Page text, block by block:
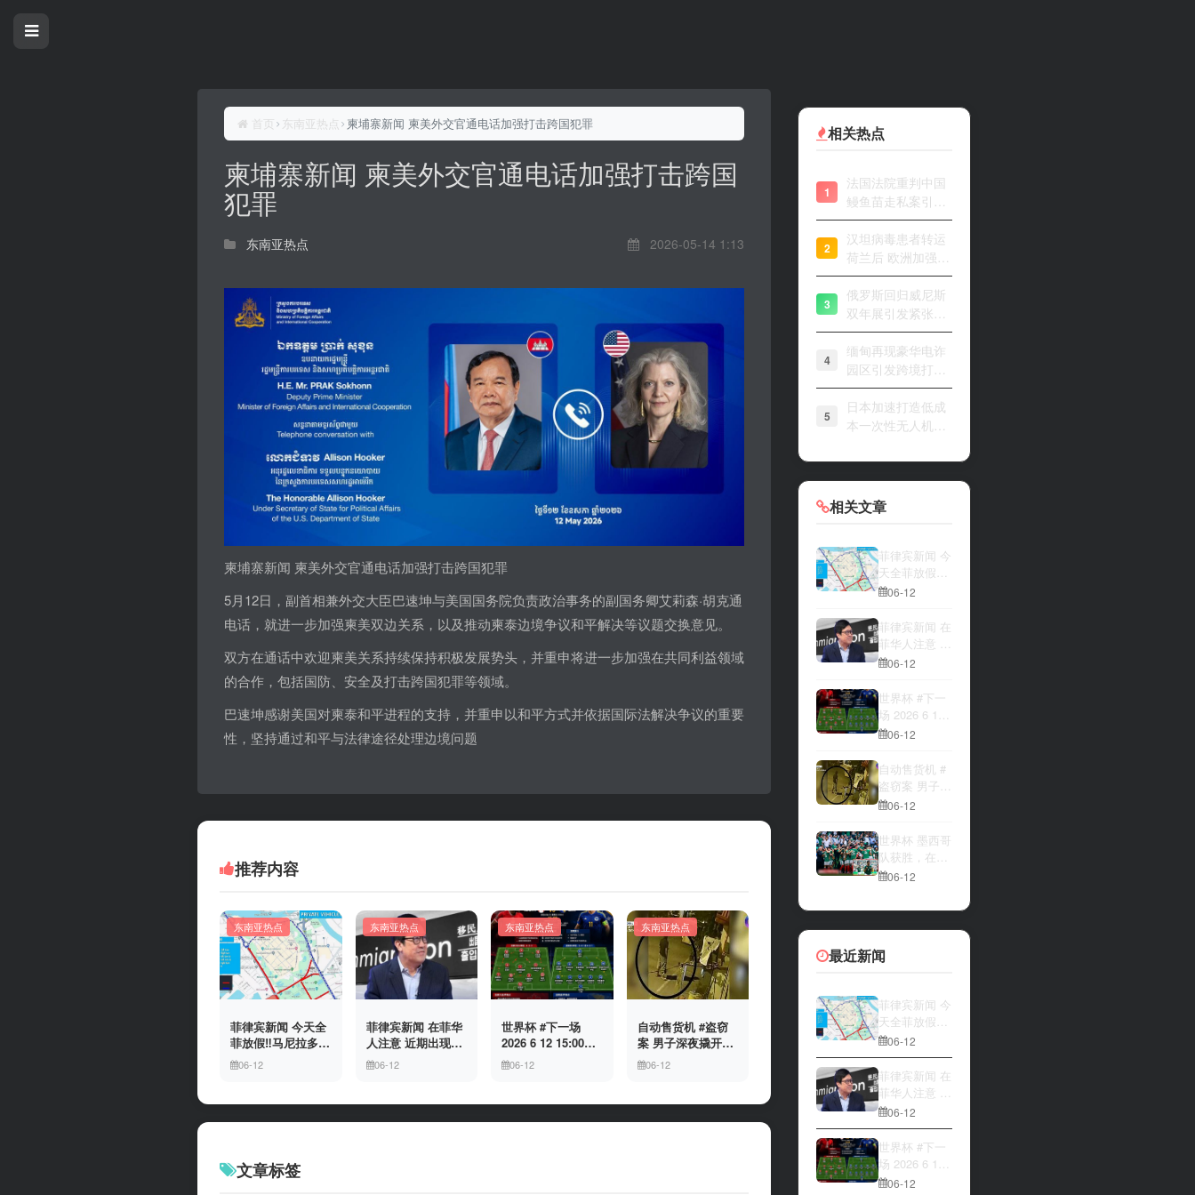
首页 东南亚热点 柬埔寨新闻 柬美外交官通电话加强打击跨国犯罪
柬埔寨新闻 柬美外交官通电话加强打击跨国
犯罪
东南亚热点 2026-05-14 1:13
柬埔寨新闻 柬美外交官通电话加强打击跨国犯罪
5月12日，副首相兼外交大臣巴速坤与美国国务院负责政治事务的副国务卿艾莉森·胡克通
电话，就进一步加强柬美双边关系，以及推动柬泰边境争议和平解决等议题交换意见。
双方在通话中欢迎柬美关系持续保持积极发展势头，并重申将进一步加强在共同利益领域
的合作，包括国防、安全及打击跨国犯罪等领域。
巴速坤感谢美国对柬泰和平进程的支持，并重申以和平方式并依据国际法解决争议的重要
性，坚持通过和平与法律途径处理边境问题
推荐内容
东南亚热点
菲律宾新闻 今天全
菲放假‼️马尼拉多地
封路06-12
东南亚热点
菲律宾新闻 在菲华
人注意 近期出现假
冒移民局执法人员
上门敲诈案件，已
06-12
东南亚热点
世界杯 #下一场
2026 6 12 15:00整
加拿大与波黑的较
量 究竟胜利的天平
加拿大借助主场优
势笑到最后，还是
06-12
东南亚热点
自动售货机 #盗窃
案 男子深夜撬开自
动售货机，2000比
索硬币被一扫而空
06-12
文章标签
相关热点
1
法国法院重判中国
鳗鱼苗走私案引关
注
2
汉坦病毒患者转运
荷兰后 欧洲加强风
险评估
3
俄罗斯回归威尼斯
双年展引发紧张开
幕
4
缅甸再现豪华电诈
园区引发跨境打击
关注
5
日本加速打造低成
本一次性无人机战
相关文章
菲律宾新闻 今
天全菲放假‼️
马尼拉多地封
06-12
菲律宾新闻 在
菲华人注意 近
期出现假冒移
上门敲诈案
件，已有多人
举报中招
06-12
世界杯 #下一
场 2026 6 12
15:00整 加拿
量 究竟胜利的
天平会倾向哪
一方，是加拿
大借助主场优
势笑到最后，
还是波黑上演
逆袭好戏？让
我们拭目以
06-12
自动售货机 #
盗窃案 男子深
夜撬开自动售
索硬币被一扫
而空
06-12
世界杯 墨西哥
队获胜，在首
场比赛中击败
06-12
最近新闻
菲律宾新闻 今
天全菲放假‼️
马尼拉多地封
路
06-12
菲律宾新闻 在
菲华人注意 近
期出现假冒移
民局执法人员
上门敲诈案
件，已有多人
举报中招
06-12
世界杯 #下一
场 2026 6 12
15:00整 加拿
06-12